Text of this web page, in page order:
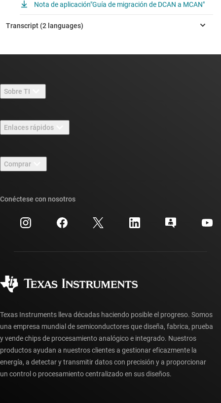
Nota de aplicación"Guía de migración de DCAN a MCAN"
Sobre TI
Carreras laborales
Sala de redacción
Eventos
Relaciones con los inversionistas
Enlaces rápidos
Foros de soporte de diseño de TI E2E™
Búsqueda de referencias cruzadas
Centro de atención al cliente
Preguntas frecuentes sobre la cuenta myTI
Comprar
Preguntas frecuentes sobre pedidos
Conéctese con nosotros
Texas Instruments lleva décadas haciendo posible el progreso. Somos
una empresa mundial de semiconductores que diseña, fabrica, prueba
y vende chips de procesamiento analógico e integrado. Nuestros
productos ayudan a nuestros clientes a gestionar eficazmente la
energía, a detectar y transmitir datos con precisión y a proporcionar
un control o procesamiento centralizado en sus diseños.